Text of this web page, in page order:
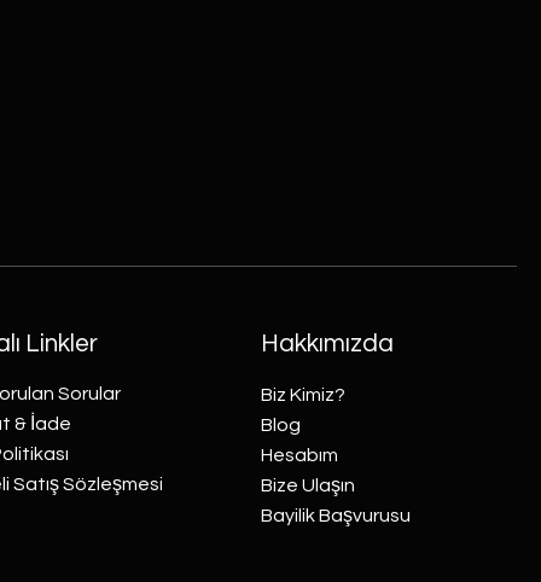
Linkler
Sorular
& İade
Satış Sözleşmesi
Hakkımızda
Biz Kimiz?
Blog
Hesabım
Bize Ulaşın
Bayilik Başvurusu